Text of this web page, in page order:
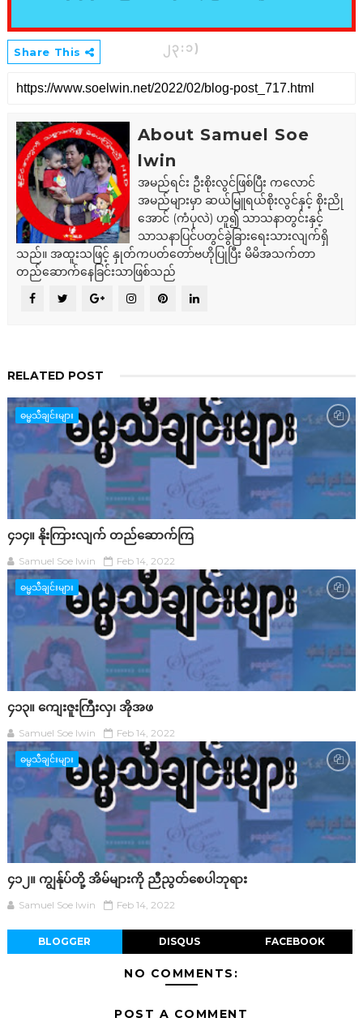
၂၃:၁)
Share This
About Samuel Soe
lwin
အမည်ရင်း ဦးစိုးလွင်ဖြစ်ပြီး ကလောင်
အမည်များမှာ ဆယ်မြူရယ်စိုးလွင်နှင့် စိုးညို
အောင် (ကံပုလဲ) ဟူ၍ သာသနာတွင်းနှင့်
သာသနာပြင်ပတွင်ခွဲခြားရေးသားလျက်ရှိ
သည်။ အထူးသဖြင့် နှုတ်ကပတ်တော်ဗဟိုပြုပြီး မိမိအသက်တာ
တည်ဆောက်နေခြင်းသာဖြစ်သည်
RELATED POST
ဓမ္မသီချင်းများ
၄၁၄။ နိုးကြားလျက် တည်ဆောက်ကြ
Samuel Soe lwin Feb 14, 2022
ဓမ္မသီချင်းများ
၄၁၃။ ကျေးဇူးကြီးလှ၊ အိုအဖ
Samuel Soe lwin Feb 14, 2022
ဓမ္မသီချင်းများ
၄၁၂။ ကျွန်ုပ်တို့ အိမ်များကို ညီညွတ်စေပါဘုရား
Samuel Soe lwin Feb 14, 2022
BLOGGER DISQUS FACEBOOK
NO COMMENTS:
POST A COMMENT